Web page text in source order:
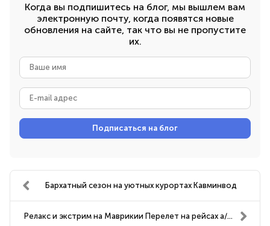
Когда вы подпишитесь на блог, мы вышлем вам
электронную почту, когда появятся новые
обновления на сайте, так что вы не пропустите
их.
Подписаться на блог
Бархатный сезон на уютных курортах Кавминвод ️
Релакс и экстрим на Маврикии Перелет на рейсах а/...